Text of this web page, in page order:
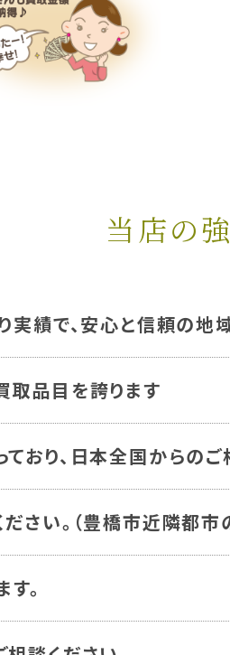
当店の
績で、安心と信頼の地
品目を誇ります
おり、日本全国からのご
さい。（豊橋市近隣都市
。